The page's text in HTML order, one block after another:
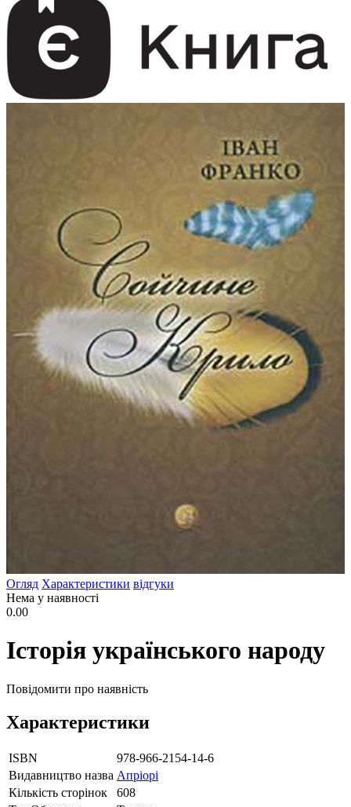
Огляд Характеристики відгуки
Нема у наявності
0.00
Історія українського народу
Повідомити про наявність
Характеристики
ISBN
978-966-2154-14-6
Видавництво назва Апріорі
Кількість сторінок
608